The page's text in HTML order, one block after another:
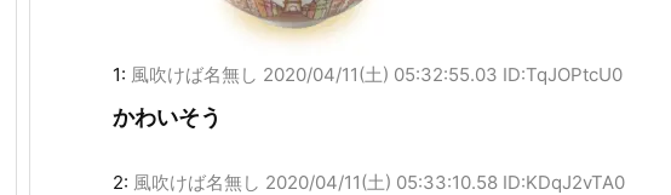
1: 風吹けば名無し 2020/04/11(土) 05:32:55.03 ID:TqJOPtcU0
かわいそう
2: 風吹けば名無し 2020/04/11(土) 05:33:10.58 ID:KDqJ2vTA0